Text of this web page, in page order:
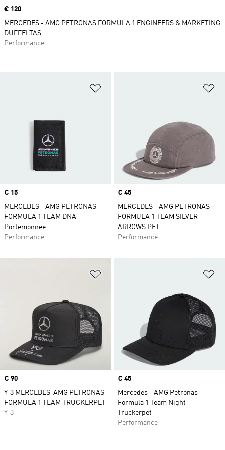
Price
€ 15
MERCEDES - AMG PETRONAS
FORMULA 1 TEAM DNA
Portemonnee
Performance
Price
€ 45
MERCEDES - AMG PETRONAS
FORMULA 1 TEAM SILVER
ARROWS PET
Performance
Price
€ 90
Y-3 MERCEDES-AMG PETRONAS
FORMULA 1 TEAM TRUCKERPET
Y-3
Price
€ 45
Mercedes - AMG Petronas
Formula 1 Team Night
Truckerpet
Performance
Price
€ 120
MERCEDES - AMG PETRONAS FORMULA 1 ENGINEERS & MARKETING
DUFFELTAS
Performance